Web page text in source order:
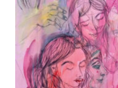
Aline Eichner : la